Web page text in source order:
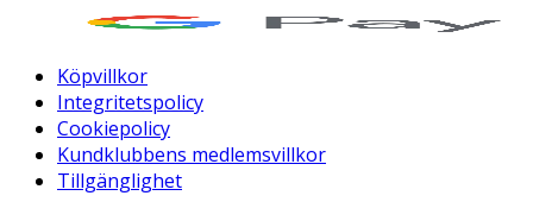
Köpvillkor
Integritetspolicy
Cookiepolicy
Kundklubbens medlemsvillkor
Tillgänglighet